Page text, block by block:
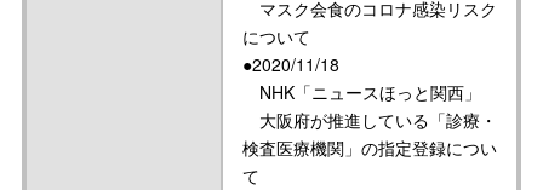
マスク会食のコロナ感染リスク
について
●2020/11/18
NHK「ニュースほっと関西」
大阪府が推進している「診療・
検査医療機関」の指定登録につい
て